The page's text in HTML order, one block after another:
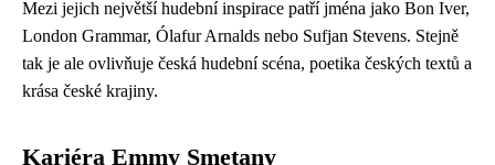
Mezi jejich největší hudební inspirace patří jména jako Bon Iver,
London Grammar, Ólafur Arnalds nebo Sufjan Stevens. Stejně
tak je ale ovlivňuje česká hudební scéna, poetika českých textů a
krása české krajiny.
Kariéra Emmy Smetany